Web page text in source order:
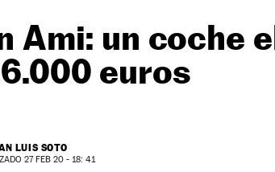
Ami: un coche
euros
LUIS SOTO
27 FEB 20 - 18: 41